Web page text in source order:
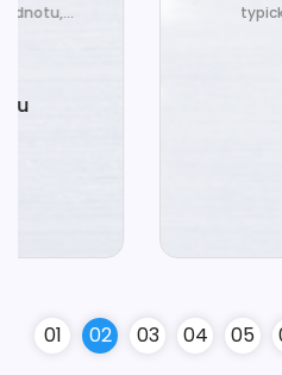
typický rukopis Kamil
Príbeh
01 02 03 04 05